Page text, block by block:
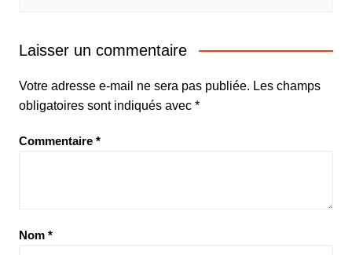
Laisser un commentaire
Votre adresse e-mail ne sera pas publiée. Les champs
obligatoires sont indiqués avec *
Commentaire *
Nom *